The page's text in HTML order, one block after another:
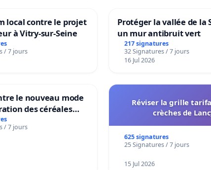
local contre le projet
à Vitry-sur-Seine
/ 7 jours
Protéger la vallée de la
un mur antibruit vert
217 signatures
32 Signatures / 7 jours
16 Jul 2026
le nouveau mode
des céréales
Swiss granum basé
en protéines
/ 7 jours
Réviser la grille
crèches de
625 signatures
25 Signatures / 7 jours
15 Jul 2026